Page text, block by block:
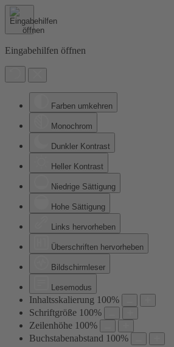
Eingabehilfen öffnen
Farben umkehren
Monochrom
Dunkler Kontrast
Heller Kontrast
Niedrige Sättigung
Hohe Sättigung
Links hervorheben
Überschriften hervorheben
Bildschirmleser
Lesemodus
Inhaltsskalierung 100%
Schriftgröße 100%
Zeilenhöhe 100%
Buchstabenabstand 100%